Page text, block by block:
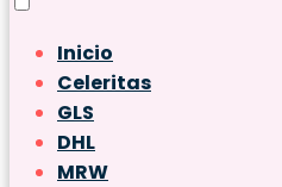
Inicio
Celeritas
GLS
DHL
MRW